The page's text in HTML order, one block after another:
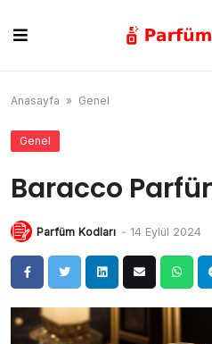
content
Anasayfa » Genel
Genel
Baracco
Parfüm Kodları - 14 Eylül 2024